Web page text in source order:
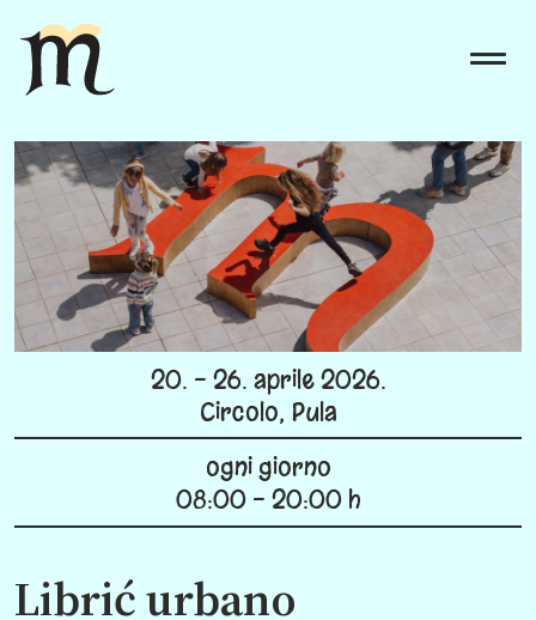
20. - 26. aprile 2026.
Circolo, Pula
ogni giorno
08:00 - 20:00 h
Librić urbano